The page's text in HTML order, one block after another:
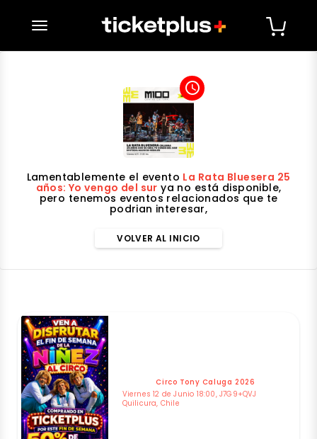
desplegar navegación
access_time
Lamentablemente el evento La Rata Bluesera 25
años: Yo vengo del sur ya no está disponible,
pero tenemos eventos relacionados que te
podrian interesar,
VOLVER AL INICIO
Circo Tony Caluga 2026
Viernes 12 de Junio 18:00, J7G9+QVJ
Quilicura, Chile